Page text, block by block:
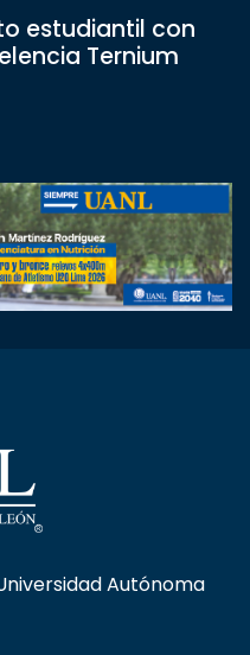
estudiantil con
Ternium
Autónoma